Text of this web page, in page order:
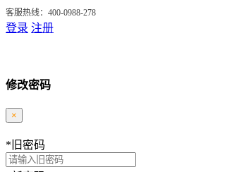
客服热线：400-0988-278
登录 注册
修改密码
×
* 旧密码